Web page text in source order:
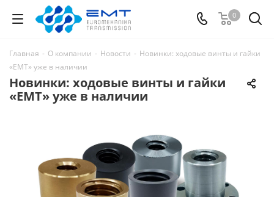
0
Главная - О компании - Новости - Новинки: ходовые винты и гайки
«EMT» уже в наличии
Новинки: ходовые винты и гайки
«EMT» уже в наличии